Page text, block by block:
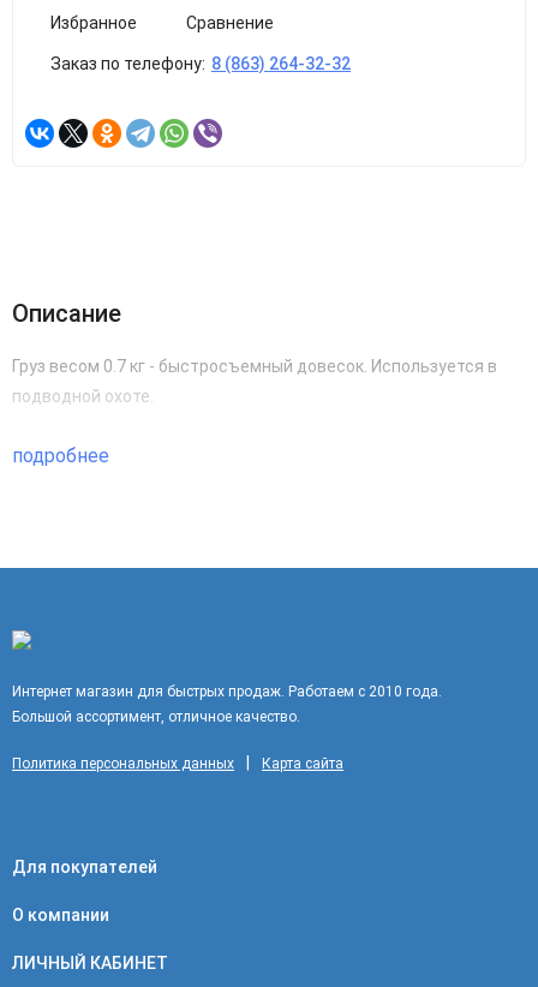
Избранное Сравнение
Заказ по телефону: 8 (863) 264-32-32
Описание
Груз весом 0.7 кг - быстросъемный довесок. Используется в
подводной охоте.
подробнее
Интернет магазин для быстрых продаж. Работаем с 2010 года.
Большой ассортимент, отличное качество.
Политика персональных данных Карта сайта
Для покупателей
О компании
ЛИЧНЫЙ КАБИНЕТ